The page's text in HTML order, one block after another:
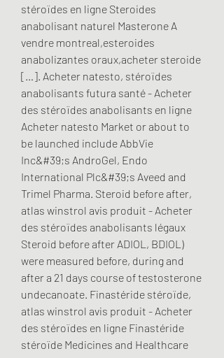
stéroïdes en ligne Steroides
anabolisant naturel Masterone A
vendre montreal,esteroides
anabolizantes oraux,acheter steroide
[…]. Acheter natesto, stéroïdes
anabolisants futura santé - Acheter
des stéroïdes anabolisants en ligne
Acheter natesto Market or about to
be launched include AbbVie
Inc&#39;s AndroGel, Endo
International Plc&#39;s Aveed and
Trimel Pharma. Steroid before after,
atlas winstrol avis produit - Acheter
des stéroïdes anabolisants légaux
Steroid before after ADIOL, BDIOL)
were measured before, during and
after a 21 days course of testosterone
undecanoate. Finastéride stéroïde,
atlas winstrol avis produit - Acheter
des stéroïdes en ligne Finastéride
stéroïde Medicines and Healthcare